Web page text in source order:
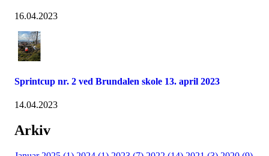
16.04.2023
Sprintcup nr. 2 ved Brundalen skole 13. april 2023
14.04.2023
Arkiv